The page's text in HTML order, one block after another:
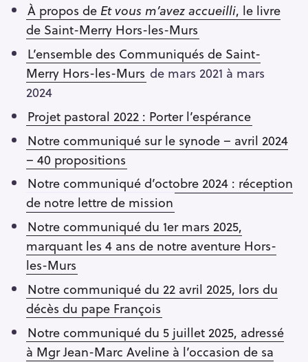
À propos de Et vous m’avez accueilli, le livre
de Saint-Merry Hors-les-Murs
L’ensemble des Communiqués de Saint-
Merry Hors-les-Murs de mars 2021 à mars
2024
Projet pastoral 2022 : Porter l’espérance
Notre communiqué sur le synode – avril 2024
– 40 propositions
Notre communiqué d’octobre 2024 : réception
de notre lettre de mission
Notre communiqué du 1er mars 2025,
marquant les 4 ans de notre aventure Hors-
les-Murs
Notre communiqué du 22 avril 2025, lors du
décès du pape François
Notre communiqué du 5 juillet 2025, adressé
à Mgr Jean-Marc Aveline à l’occasion de sa